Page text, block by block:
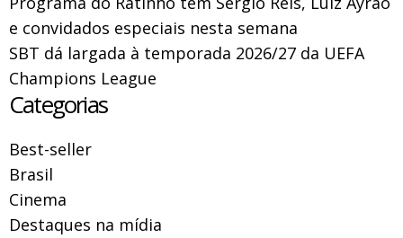
e convidados especiais nesta semana
SBT dá largada à temporada 2026/27 da UEFA
Champions League
Categorias
Best-seller
Brasil
Cinema
Destaques na mídia